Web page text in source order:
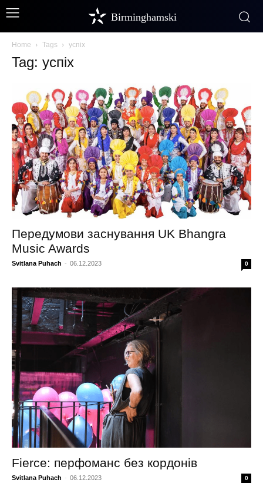
Birminghamski
Home Tags успіх
Tag: успіх
Передумови заснування UK Bhangra
Music Awards
Svitlana Puhach - 06.12.2023 0
Fierce: перфоманс без кордонів
Svitlana Puhach - 06.12.2023 0